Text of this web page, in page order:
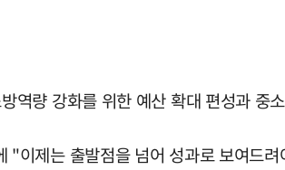
량 강화를 위한 예산 확대 편성과 중
이제는 출발점을 넘어 성과로 보여드